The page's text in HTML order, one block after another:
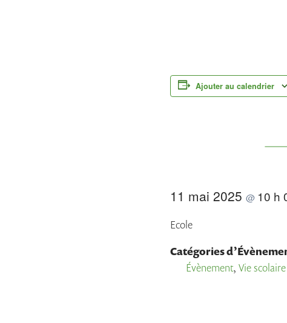
Ajouter au calendrier
11 mai 2025 @ 10 h
Ecole
Catégories
Évènement, Vie scolaire